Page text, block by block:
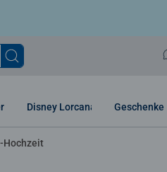
Disney Lorcana Geschenke
Hochzeit